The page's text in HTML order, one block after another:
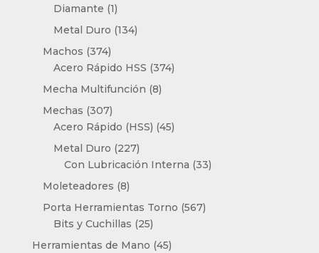
Diamante 11
producto
Metal Duro 134134
Machos 374374
productos
Acero Rápido HSS 374374
Mecha Multifunción 88
Mechas 307307
productos
Acero Rápido (HSS) 4545
Metal Duro 227227
productos
Con Lubricación Interna 3333
Moleteadores 88
productos
Porta Herramientas Torno 567567
Bits y Cuchillas 2525
productos
Herramientas de Mano 4545